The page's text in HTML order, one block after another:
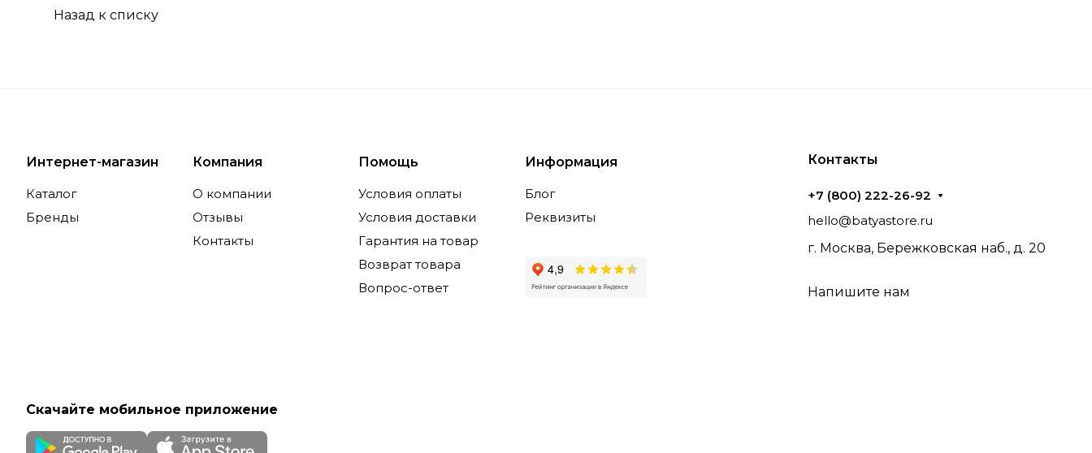
Назад к списку
Интернет-магазин
Каталог
Бренды
Компания
О компании
Отзывы
Контакты
Помощь
Условия оплаты
Условия доставки
Гарантия на товар
Возврат товара
Вопрос-ответ
Информация
Блог
Реквизиты
Контакты
+7 (800) 222-26-92
hello@batyastore.ru
г. Москва, Бережковская наб., д. 20
Напишите нам
Скачайте мобильное приложение